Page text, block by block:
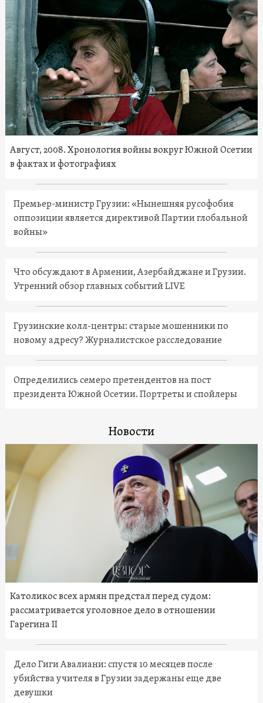
Август, 2008. Хронология войны вокруг Южной Осетии
в фактах и фотографиях
Премьер-министр Грузии: «Нынешняя русофобия
оппозиции является директивой Партии глобальной
войны»
Что обсуждают в Армении, Азербайджане и Грузии.
Утренний обзор главных событий LIVE
Грузинские колл-центры: старые мошенники по
новому адресу? Журналистское расследование
Определились семеро претендентов на пост
президента Южной Осетии. Портреты и спойлеры
Новости
Католикос всех армян предстал перед судом:
рассматривается уголовное дело в отношении
Гарегина II
Дело Гиги Авалиани: спустя 10 месяцев после
убийства учителя в Грузии задержаны еще две
девушки